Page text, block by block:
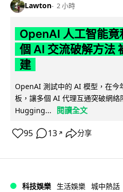
Lawton 2 小時
OpenAI 人工智能竟
個 AI 交流破解方法
建
OpenAI 測試中的 AI 模型，在今
板，讓多個 AI 代理互通突破網絡
Hugging...
閱讀全文
95 13 ↗ 分享
科技娛樂 生活娛樂 城中熱話